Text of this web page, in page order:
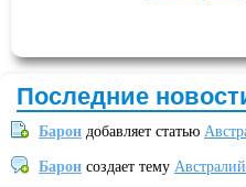
Последние
Барон добавляет статью
Барон создает тему